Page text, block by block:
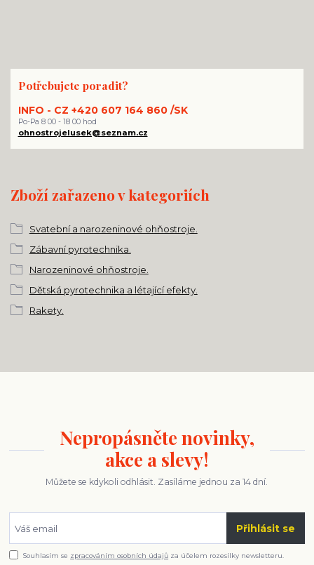
Zboží zařazeno v kategoriích
Svatební a narozeninové ohňostroje.
Zábavní pyrotechnika.
Narozeninové ohňostroje.
Dětská pyrotechnika a létající efekty.
Rakety.
Potřebujete poradit?
INFO - CZ +420 607 164 860 /SK
Po-Pa 8 00 - 18 00 hod
ohnostrojelusek@seznam.cz
Nepropásněte novinky,
akce a slevy!
Můžete se kdykoli odhlásit. Zasíláme jednou za 14 dní.
Přihlásit se
Souhlasím se zpracováním osobních údajů za účelem rozesílky newsletteru.